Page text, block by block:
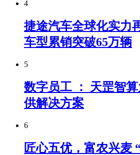
4
捷途汽车全球化实力
车型累销突破65万辆
5
数字员工 ： 天罡智
供解决方案
6
匠心五优，富农兴麦